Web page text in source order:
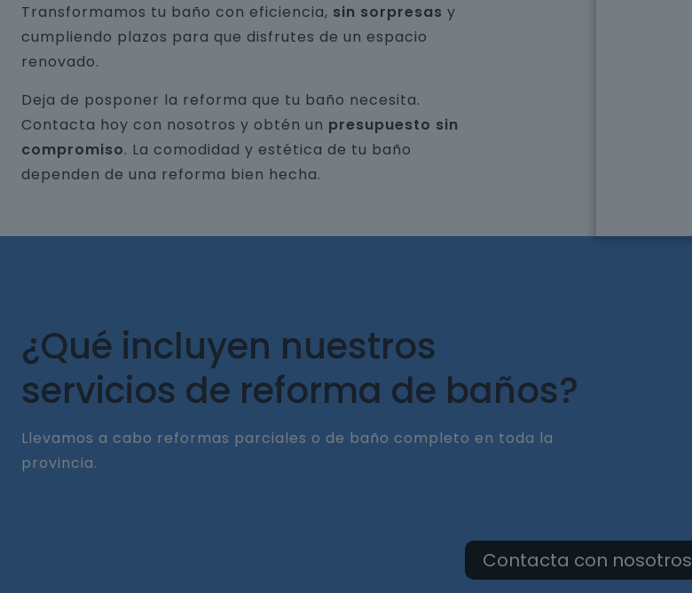
Transformamos tu baño con eficiencia, sin sorpresas y
cumpliendo plazos para que disfrutes de un espacio
renovado.
Deja de posponer la reforma que tu baño necesita.
Contacta hoy con nosotros y obtén un presupuesto sin
compromiso. La comodidad y estética de tu baño
dependen de una reforma bien hecha.
¿Qué incluyen nuestros
servicios de reforma de baños?
Llevamos a cabo reformas parciales o de baño completo en toda la
provincia.
Contacta con nosotros